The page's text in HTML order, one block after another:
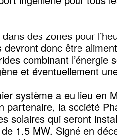
des zones pour
devront donc être
combinant l’énergie
et éventuellement
système a eu lieu en
partenaire, la société
solaires qui seront
1.5 MW. Signé en